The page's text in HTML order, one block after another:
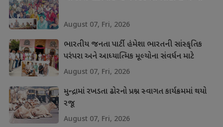
August 07, Fri, 2026
ભારતીય જનતા પાર્ટી હંમેશા ભારતની સાંસ્કૃતિક
પરંપરા અને આધ્યાત્મિક મૂલ્યોના સંવર્ધન માટે
પ્રતિબદ્ધ
August 07, Fri, 2026
મુન્દ્રામાં રખડતા ઢોરનો પ્રશ્ન સ્વાગત કાર્યક્રમમાં થયો
રજૂ
August 07, Fri, 2026